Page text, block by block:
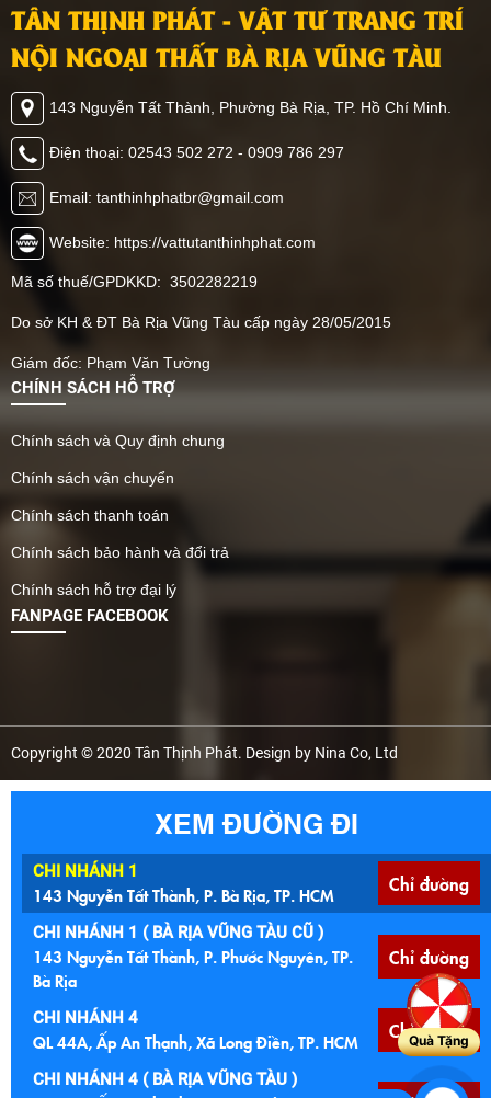
TÂN THỊNH PHÁT - VẬT TƯ TRANG TRÍ
NỘI NGOẠI THẤT BÀ RỊA VŨNG TÀU
143 Nguyễn Tất Thành, Phường Bà Rịa, TP. Hồ Chí Minh.
Điện thoại: 02543 502 272 - 0909 786 297
Email: tanthinhphatbr@gmail.com
Website: https://vattutanthinhphat.com
Mã số thuế/GPDKKD: 3502282219
Do sở KH & ĐT Bà Rịa Vũng Tàu cấp ngày 28/05/2015
Giám đốc: Phạm Văn Tường
CHÍNH SÁCH HỖ TRỢ
Chính sách và Quy định chung
Chính sách vận chuyển
Chính sách thanh toán
Chính sách bảo hành và đổi trả
Chính sách hỗ trợ đại lý
FANPAGE FACEBOOK
Copyright © 2020 Tân Thịnh Phát. Design by Nina Co, Ltd
XEM ĐƯỜNG ĐI
CHI NHÁNH 1
143 Nguyễn Tất Thành, P. Bà Rịa, TP. HCM Chỉ đường
CHI NHÁNH 1 ( BÀ RỊA VŨNG TÀU CŨ )
143 Nguyễn Tất Thành, P. Phước Nguyên, TP.
Bà Rịa
Chỉ đường
CHI NHÁNH 4
QL 44A, Ấp An Thạnh, Xã Long Điền, TP. HCM Chỉ đường
CHI NHÁNH 4 ( BÀ RỊA VŨNG TÀU )
Quà Tặng